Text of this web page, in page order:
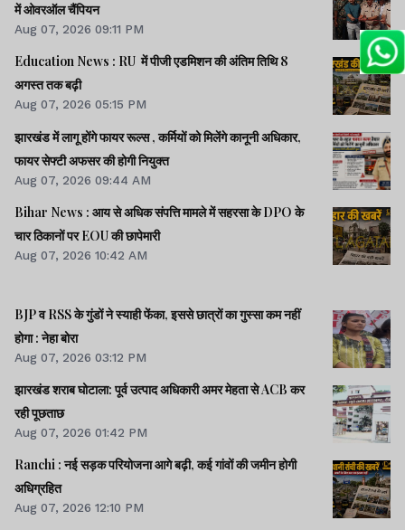
में ओवरऑल चैंपियन
Aug 07, 2026 09:11 PM
Education News : RU में पीजी एडमिशन की अंतिम तिथि 8
अगस्त तक बढ़ी
Aug 07, 2026 05:15 PM
झारखंड में लागू होंगे फायर रूल्स , कर्मियों को मिलेंगे कानूनी अधिकार,
फायर सेफ्टी अफसर की होगी नियुक्त
Aug 07, 2026 09:44 AM
Bihar News : आय से अधिक संपत्ति मामले में सहरसा के DPO के
चार ठिकानों पर EOU की छापेमारी
Aug 07, 2026 10:42 AM
BJP व RSS के गुंडों ने स्याही फेंका, इससे छात्रों का गुस्सा कम नहीं
होगा : नेहा बोरा
Aug 07, 2026 03:12 PM
झारखंड शराब घोटाला: पूर्व उत्पाद अधिकारी अमर मेहता से ACB कर
रही पूछताछ
Aug 07, 2026 01:42 PM
Ranchi : नई सड़क परियोजना आगे बढ़ी, कई गांवों की जमीन होगी
अधिग्रहित
Aug 07, 2026 12:10 PM